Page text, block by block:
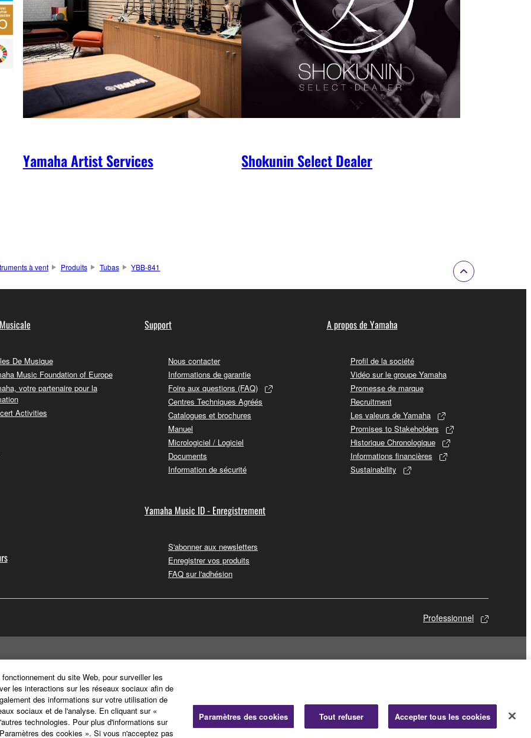
Yamaha Artist Services Shokunin Select Dealer
à vent Produits Tubas YBB-841
De Musique
Music Foundation of Europe
votre partenaire pour la
Activities
Support
Nous contacter
Informations de garantie
Foire aux questions (FAQ)
Centres Techniques Agréés
Catalogues et brochures
Manuel
Micrologiciel / Logiciel
Documents
Information de sécurité
Yamaha Music ID - Enregistrement
S'abonner aux newsletters
Enregistrer vos produits
FAQ sur l'adhésion
A propos de Yamaha
Profil de la société
Vidéo sur le groupe Yamaha
Promesse de marque
Recruitment
Les valeurs de Yamaha
Promises to Stakeholders
Historique Chronologique
Informations financières
Sustainability
Professionnel
du site Web, pour surveiller les
les interactions sur les réseaux sociaux afin de
des informations sur votre utilisation de
sociaux et de l'analyse. En cliquant sur «
technologies. Pour plus d'informations sur
des cookies ». Si vous n'acceptez pas
Paramètres des cookies Tout refuser Accepter tous les cookies